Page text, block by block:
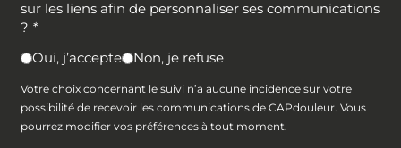
sur les liens afin de personnaliser ses communications
? *
Oui, j’accepte
Non, je refuse
Votre choix concernant le suivi n’a aucune incidence sur votre
possibilité de recevoir les communications de CAPdouleur. Vous
pourrez modifier vos préférences à tout moment.